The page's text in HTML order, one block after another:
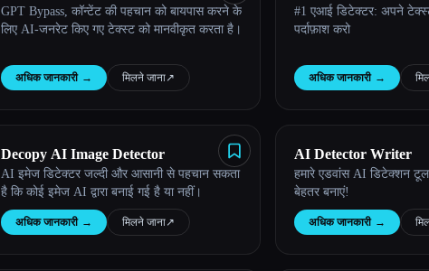
GPT Bypass, कॉन्टेंट की पहचान को बायपास करने के
लिए AI-जनरेट किए गए टेक्स्ट को मानवीकृत करता है।
अधिक जानकारी → मिलने जाना↗︎
#1 एआई डिटेक्टर: अपने
पर्दाफ़ाश करो
अधिक जानकारी →
Decopy AI Image Detector
AI इमेज डिटेक्टर जल्दी और आसानी से पहचान सकता
है कि कोई इमेज AI द्वारा बनाई गई है या नहीं।
अधिक जानकारी → मिलने जाना↗︎
AI Detector Writer
हमारे एडवांस AI डिटेक्शन
बेहतर बनाएं!
अधिक जानकारी →